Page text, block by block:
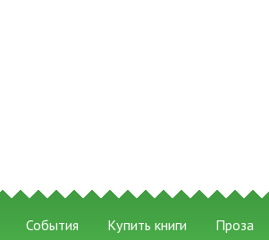
События Купить книги
Проза